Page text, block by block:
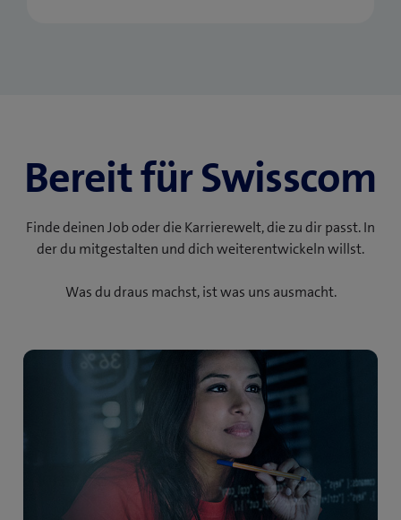
Bereit für Swisscom
Finde deinen Job oder die Karrierewelt, die zu dir passt. In
der du mitgestalten und dich weiterentwickeln willst.
Was du draus machst, ist was uns ausmacht.